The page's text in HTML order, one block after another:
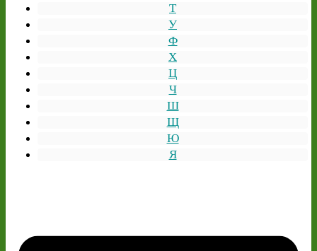
Т
У
Ф
Х
Ц
Ч
Ш
Щ
Ю
Я